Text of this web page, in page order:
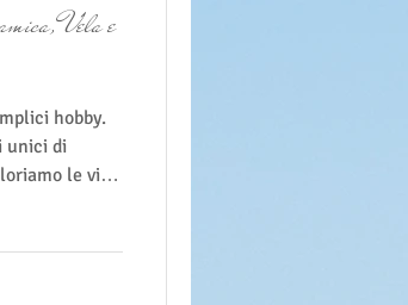
Vela e
hobby.
unici di
le vite